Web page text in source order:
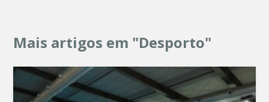
Mais artigos em "Desporto"